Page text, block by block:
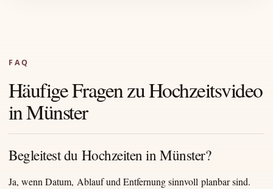
FAQ
Häufige Fragen zu Hochzeitsvideo
in Münster
Begleitest du Hochzeiten in Münster?
Ja, wenn Datum, Ablauf und Entfernung sinnvoll planbar sind.